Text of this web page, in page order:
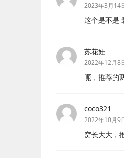
2023年3月14
这个是不是
苏花娃
2022年12月8
呃，推荐的
coco321
2022年10月9
窝长大大，